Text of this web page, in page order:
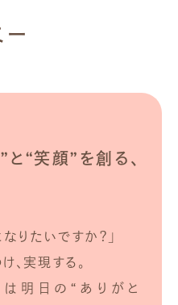
ー
“笑顔”を創る、
りたいですか？」
、実現する。
は明日の“ありがと